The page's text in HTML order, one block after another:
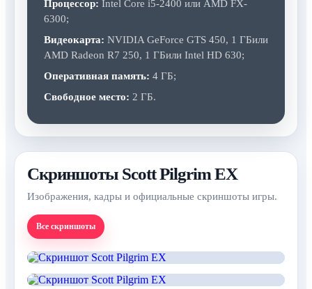
Процессор: Intel Core i5-2400 или AMD FX-
6300;
Видеокарта: NVIDIA GeForce GTS 450, 1 ГБили
AMD Radeon R7 250, 1 ГБили Intel HD 630;
Оперативная память: 4 ГБ;
Свободное место: 2 ГБ.
Скриншоты Scott Pilgrim EX
Изображения, кадры и официальные скриншоты игры.
Все скриншоты